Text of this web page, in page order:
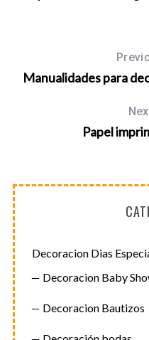
Manualidades para
Papel
Decoracion Dias
Decoracion Baby
Decoracion Bautizos
a
: